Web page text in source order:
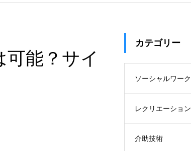
能？サイ
カテゴリー
ソーシャルワーク
レクリエーション
介助技術